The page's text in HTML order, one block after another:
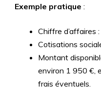
Exemple pratique :
Chiffre d’affaires
Cotisations
Montant
environ 1 950 €,
frais éventuels.